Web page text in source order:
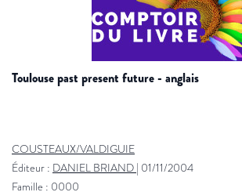
toulouse past present future - anglais
COUSTEAUX/VALDIGUIE
Éditeur : DANIEL BRIAND | 01/11/2004
Famille : 0000